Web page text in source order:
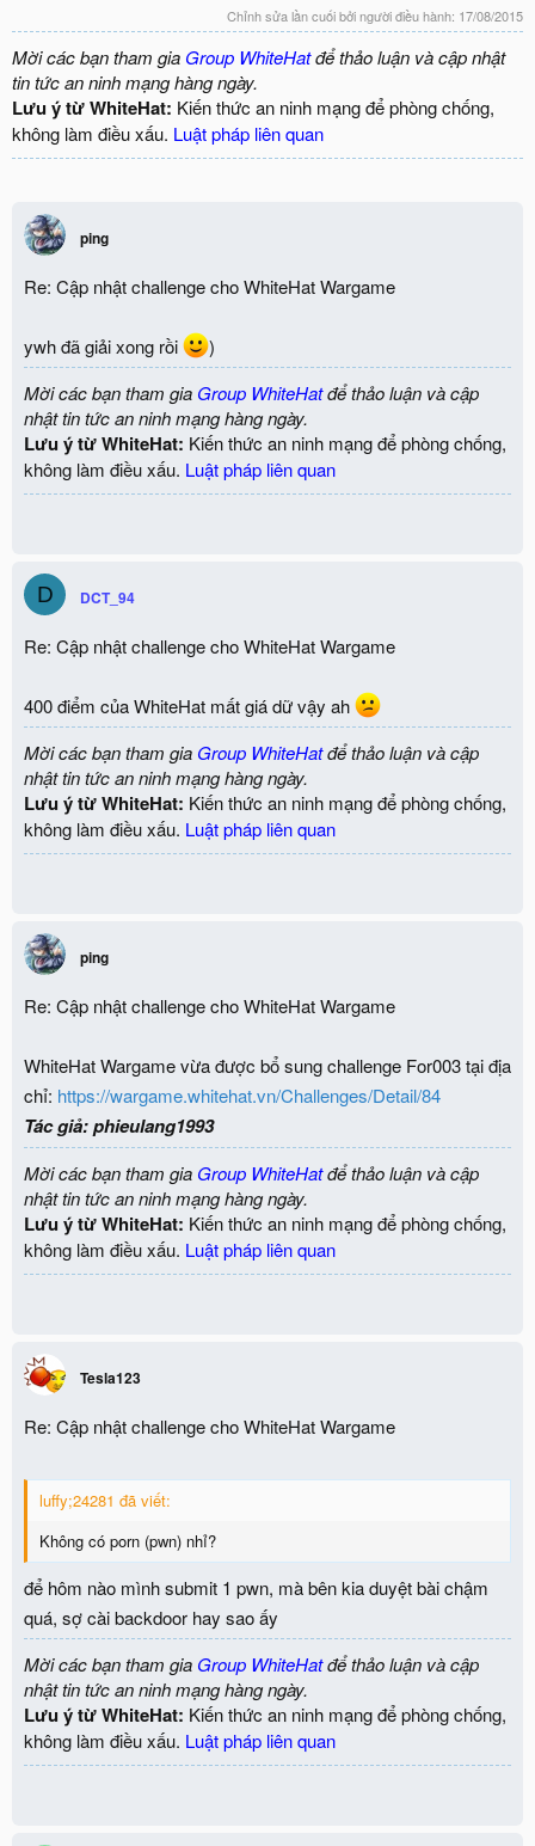
Chỉnh sửa lần cuối bởi người điều hành: 17/08/2015
Mời các bạn tham gia Group WhiteHatđể thảo luận và cập nhật
tin tức an ninh mạng hàng ngày.
Lưu ý từ WhiteHat: Kiến thức an ninh mạng để phòng chống,
không làm điều xấu. Luật pháp liên quan
ping
Re: Cập nhật challenge cho WhiteHat Wargame
ywh đã giải xong rồi
)
Mời các bạn tham gia Group WhiteHatđể thảo luận và cập
nhật tin tức an ninh mạng hàng ngày.
Lưu ý từ WhiteHat: Kiến thức an ninh mạng để phòng chống,
không làm điều xấu. Luật pháp liên quan
D DCT_94
Re: Cập nhật challenge cho WhiteHat Wargame
400 điểm của WhiteHat mất giá dữ vậy ah
Mời các bạn tham gia Group WhiteHatđể thảo luận và cập
nhật tin tức an ninh mạng hàng ngày.
Lưu ý từ WhiteHat: Kiến thức an ninh mạng để phòng chống,
không làm điều xấu. Luật pháp liên quan
ping
Re: Cập nhật challenge cho WhiteHat Wargame
WhiteHat Wargame vừa được bổ sung challenge For003 tại địa
chỉ: https://wargame.whitehat.vn/Challenges/Detail/84
Tác giả: phieulang1993
Mời các bạn tham gia Group WhiteHatđể thảo luận và cập
nhật tin tức an ninh mạng hàng ngày.
Lưu ý từ WhiteHat: Kiến thức an ninh mạng để phòng chống,
không làm điều xấu. Luật pháp liên quan
Tesla123
Re: Cập nhật challenge cho WhiteHat Wargame
luffy;24281 đã viết:
Không có porn (pwn) nhỉ?
để hôm nào mình submit 1 pwn, mà bên kia duyệt bài chậm
quá, sợ cài backdoor hay sao ấy
Mời các bạn tham gia Group WhiteHatđể thảo luận và cập
nhật tin tức an ninh mạng hàng ngày.
Lưu ý từ WhiteHat: Kiến thức an ninh mạng để phòng chống,
không làm điều xấu. Luật pháp liên quan